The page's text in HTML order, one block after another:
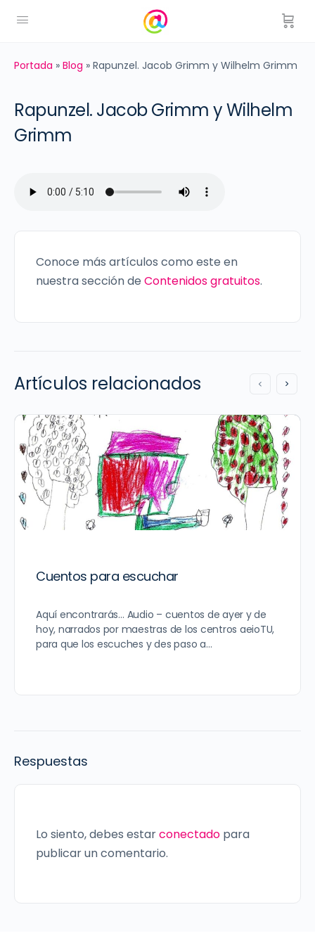
Portada » Blog » Rapunzel. Jacob Grimm y Wilhelm Grimm
Rapunzel. Jacob Grimm y Wilhelm
Grimm
Conoce más artículos como este en
nuestra sección de Contenidos gratuitos.
Artículos relacionados
Cuentos para escuchar
Aquí encontrarás… Audio – cuentos de ayer y de
hoy, narrados por maestras de los centros aeioTU,
para que los escuches y des paso a…
Respuestas
Lo siento, debes estarconectado para
publicar un comentario.